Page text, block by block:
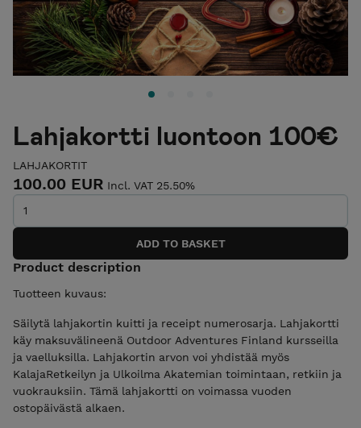
Lahjakortti luontoon 100€
LAHJAKORTIT
100.00 EUR Incl. VAT 25.50%
Product description
Tuotteen kuvaus:
Säilytä lahjakortin kuitti ja receipt numerosarja. Lahjakortti
käy maksuvälineenä Outdoor Adventures Finland kursseilla
ja vaelluksilla. Lahjakortin arvon voi yhdistää myös
KalajaRetkeilyn ja Ulkoilma Akatemian toimintaan, retkiin ja
vuokrauksiin. Tämä lahjakortti on voimassa vuoden
ostopäivästä alkaen.